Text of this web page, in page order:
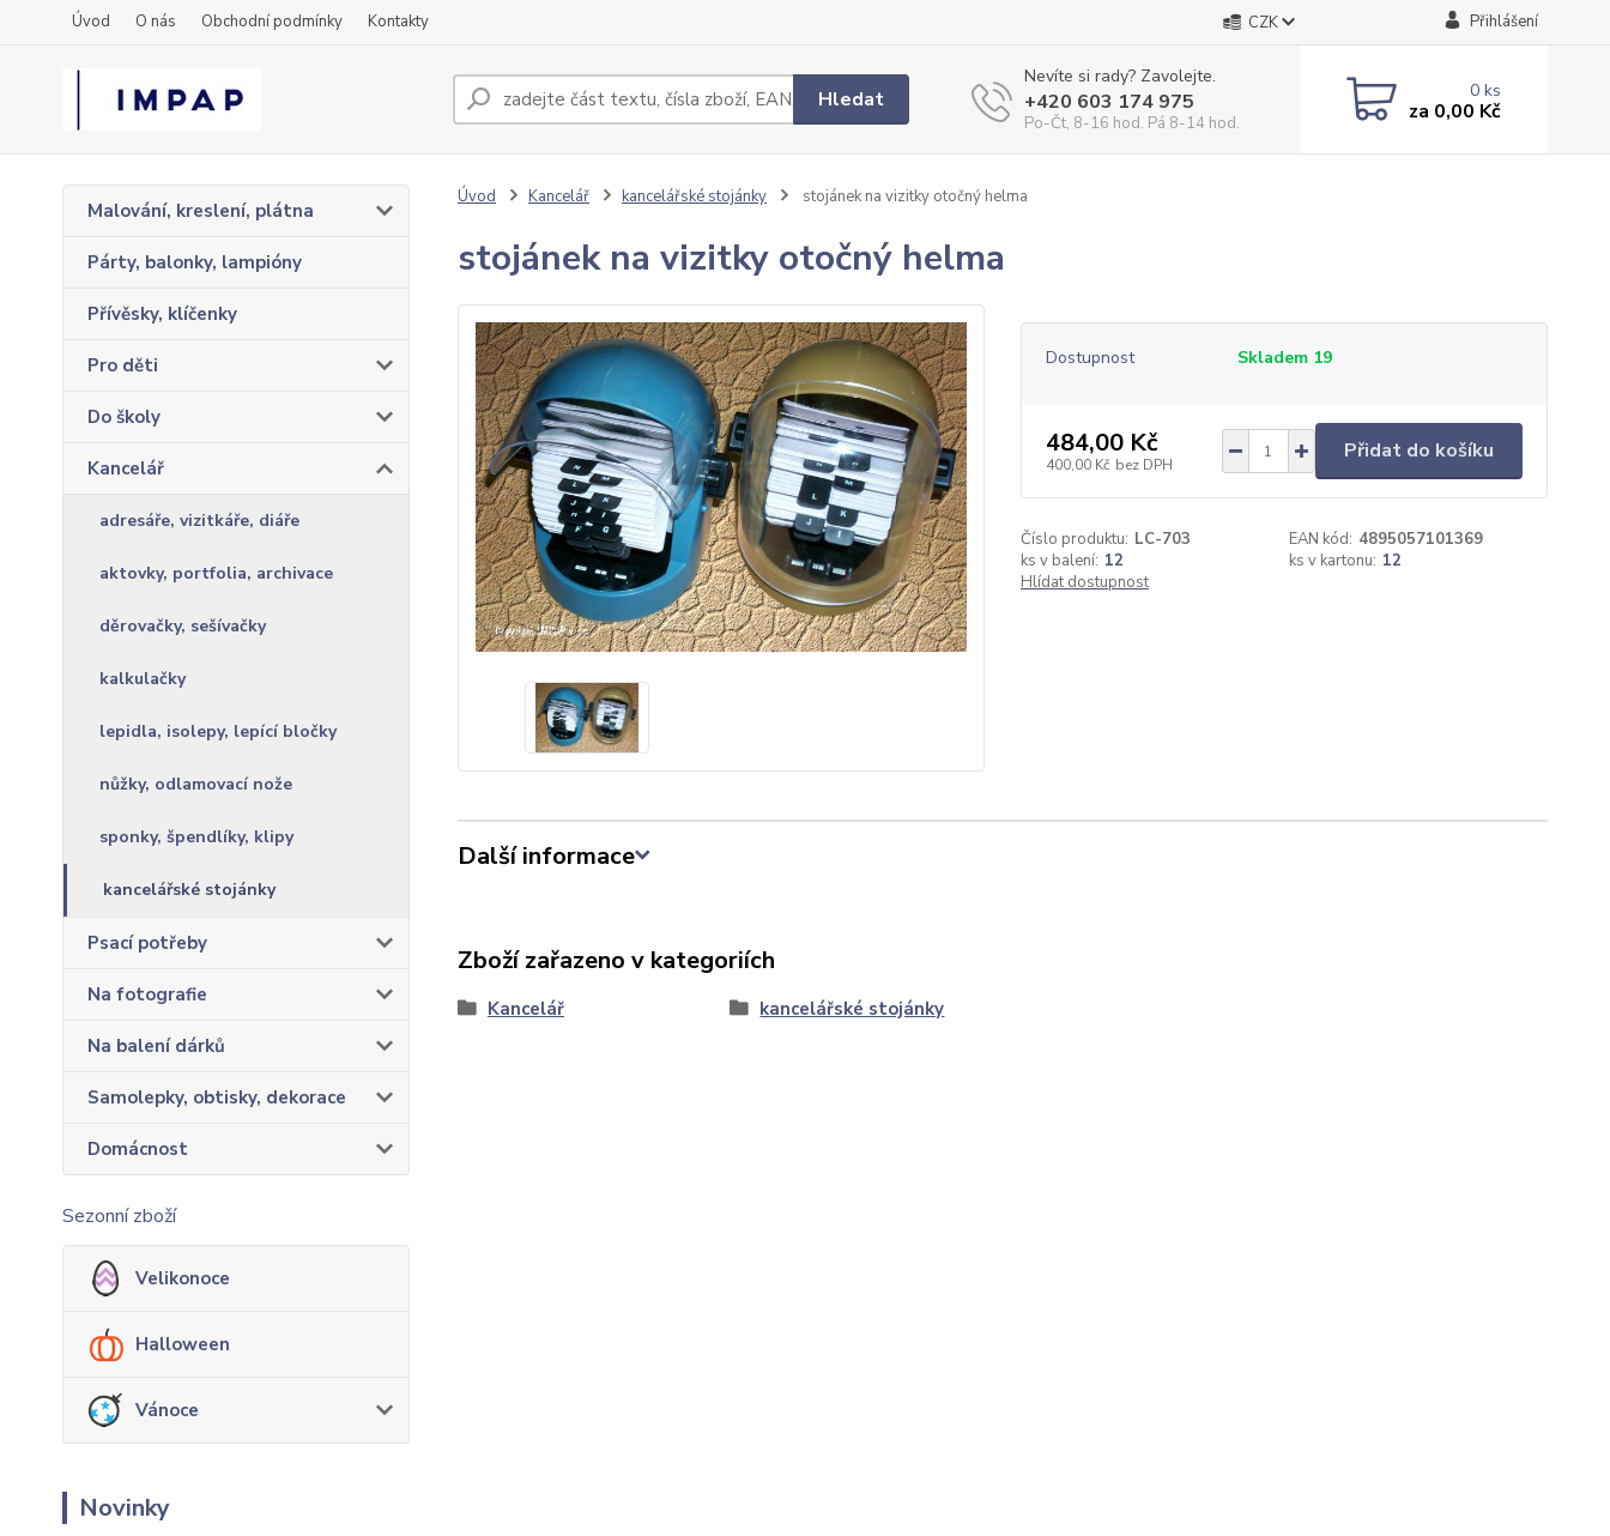
Úvod O nás Obchodní podmínky Kontakty CZK Přihlášení
Hledat
Nevíte si rady? Zavolejte.
+420 603 174 975
Po-Čt, 8-16 hod. Pá 8-14 hod.
0ks
za 0,00 Kč
Malování, kreslení, plátna
Párty, balonky, lampióny
Přívěsky, klíčenky
Pro děti
Do školy
Kancelář
adresáře, vizitkáře, diáře
aktovky, portfolia, archivace
děrovačky, sešívačky
kalkulačky
lepidla, isolepy, lepící bločky
nůžky, odlamovací nože
sponky, špendlíky, klipy
kancelářské stojánky
Psací potřeby
Na fotografie
Na balení dárků
Samolepky, obtisky, dekorace
Domácnost
Sezonní zboží
Velikonoce
Halloween
Vánoce
Novinky
Úvod Kancelář kancelářské stojánky stojánek na vizitky otočný helma
stojánek na vizitky otočný helma
Dostupnost Skladem 19
484,00 Kč
400,00 Kč bez DPH
Přidat do košíku
Číslo produktu: LC-703 EAN kód: 4895057101369
ks v balení: 12 ks v kartonu: 12
Hlídat dostupnost
Další informace
Zboží zařazeno v kategoriích
Kancelář kancelářské stojánky